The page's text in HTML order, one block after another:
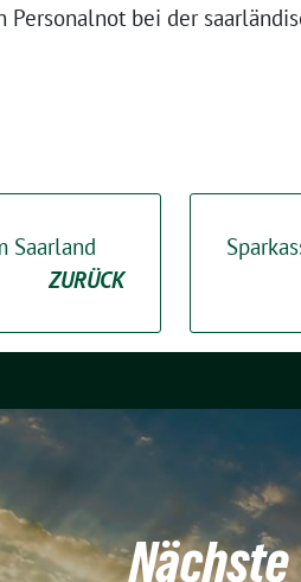
Personalnot bei der
Saarland
ZURÜCK